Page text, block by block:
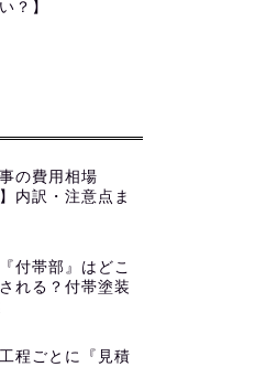
？】
の費用相場
内訳・注意点ま
付帯部』はどこ
れる？付帯塗装
程ごとに『見積